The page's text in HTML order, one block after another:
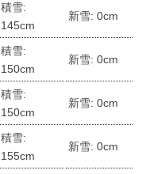
積雪:
145cm
新雪: 0cm
積雪:
150cm
新雪: 0cm
積雪:
150cm
新雪: 0cm
積雪:
155cm
新雪: 0cm